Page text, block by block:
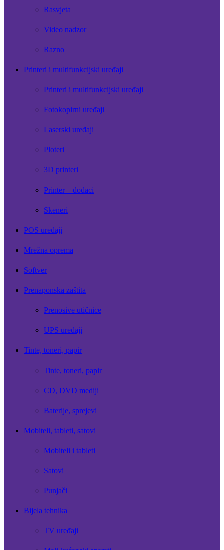
Rasvjeta
Video nadzor
Razno
Printeri i multifunkcijski uređaji
Printeri i multifunkcijski uređaji
Fotokopirni uređaji
Laserski uređaji
Ploteri
3D printeri
Printer – dodaci
Skeneri
POS uređaji
Mrežna oprema
Softver
Prenaponska zaštita
Prenosive utičnice
UPS uređaji
Tinte, toneri, papir
Tinte, toneri, papir
CD, DVD mediji
Baterije, sprejevi
Mobiteli, tableti, satovi
Mobiteli i tableti
Satovi
Punjači
Bijela tehnika
TV uređaji